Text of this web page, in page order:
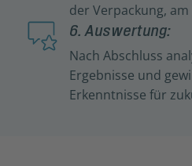
der Verpackung, am
6. Auswertung:
Nach Abschluss
Ergebnisse und
Erkenntnisse für